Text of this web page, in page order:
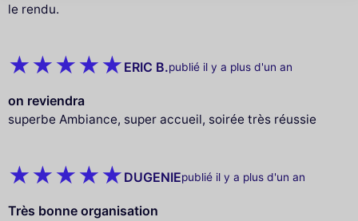
le rendu.
ERIC B.publié il y a plus d'un an
on reviendra
superbe Ambiance, super accueil, soirée très réussie
DUGENIEpublié il y a plus d'un an
Très bonne organisation